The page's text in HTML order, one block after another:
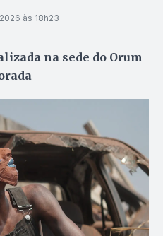
às 18h23
na sede do Orum